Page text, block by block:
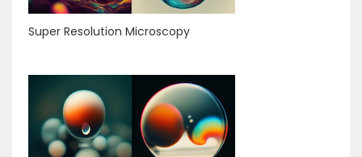
Super Resolution Microscopy